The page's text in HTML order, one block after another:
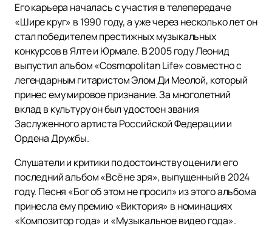
Его карьера началась с участия в телепередаче
«Шире круг» в 1990 году, а уже через несколько лет он
стал победителем престижных музыкальных
конкурсов в Ялте и Юрмале. В 2005 году Леонид
выпустил альбом «Cosmopolitan Life» совместно с
легендарным гитаристом Элом Ди Меолой, который
принес ему мировое признание. За многолетний
вклад в культуру он был удостоен звания
Заслуженного артиста Российской Федерации и
Ордена Дружбы.
Слушатели и критики по достоинству оценили его
последний альбом «Всё не зря», выпущенный в 2024
году. Песня «Бог об этом не просил» из этого альбома
принесла ему премию «Виктория» в номинациях
«Композитор года» и «Музыкальное видео года».